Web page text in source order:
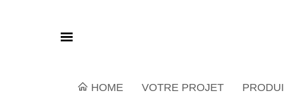
HOME VOTRE PROJET